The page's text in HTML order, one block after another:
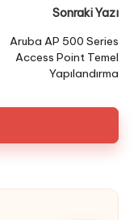
Sonraki Yazı
Aruba AP 500 Series
Access Point Temel
Yapılandırma